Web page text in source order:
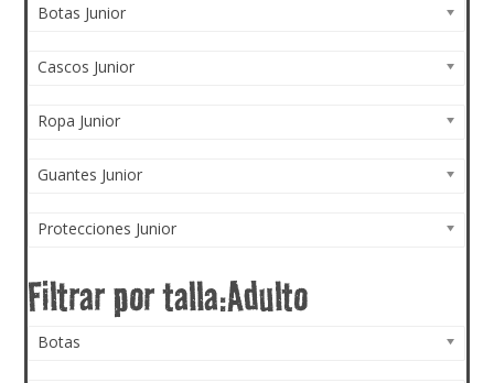
Botas Junior
Cascos Junior
Ropa Junior
Guantes Junior
Protecciones Junior
Botas